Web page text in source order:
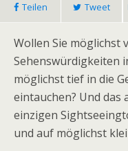
Teilen Tweet
Wollen Sie möglichst
Sehenswürdigkeiten
möglichst tief in die
eintauchen? Und das
einzigen
und auf möglichst